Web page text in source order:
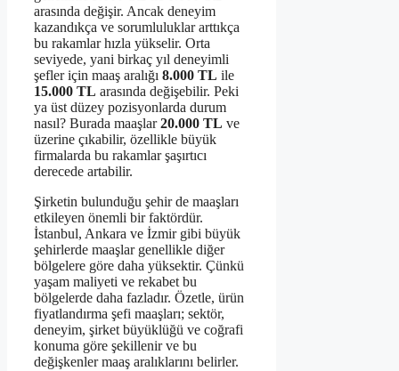
arasında değişir. Ancak deneyim
kazandıkça ve sorumluluklar arttıkça
bu rakamlar hızla yükselir. Orta
seviyede, yani birkaç yıl deneyimli
şefler için maaş aralığı 8.000 TL ile
15.000 TL arasında değişebilir. Peki
ya üst düzey pozisyonlarda durum
nasıl? Burada maaşlar20.000 TL ve
üzerine çıkabilir, özellikle büyük
firmalarda bu rakamlar şaşırtıcı
derecede artabilir.
Şirketin bulunduğu şehir de maaşları
etkileyen önemli bir faktördür.
İstanbul, Ankara ve İzmir gibi büyük
şehirlerde maaşlar genellikle diğer
bölgelere göre daha yüksektir. Çünkü
yaşam maliyeti ve rekabet bu
bölgelerde daha fazladır. Özetle, ürün
fiyatlandırma şefi maaşları; sektör,
deneyim, şirket büyüklüğü ve coğrafi
konuma göre şekillenir ve bu
değişkenler maaş aralıklarını belirler.